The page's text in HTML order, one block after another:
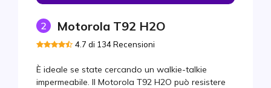
2 Motorola T92 H2O
4.7 di 134 Recensioni
È ideale se state cercando un walkie-talkie
impermeabile. Il Motorola T92 H2O può resistere